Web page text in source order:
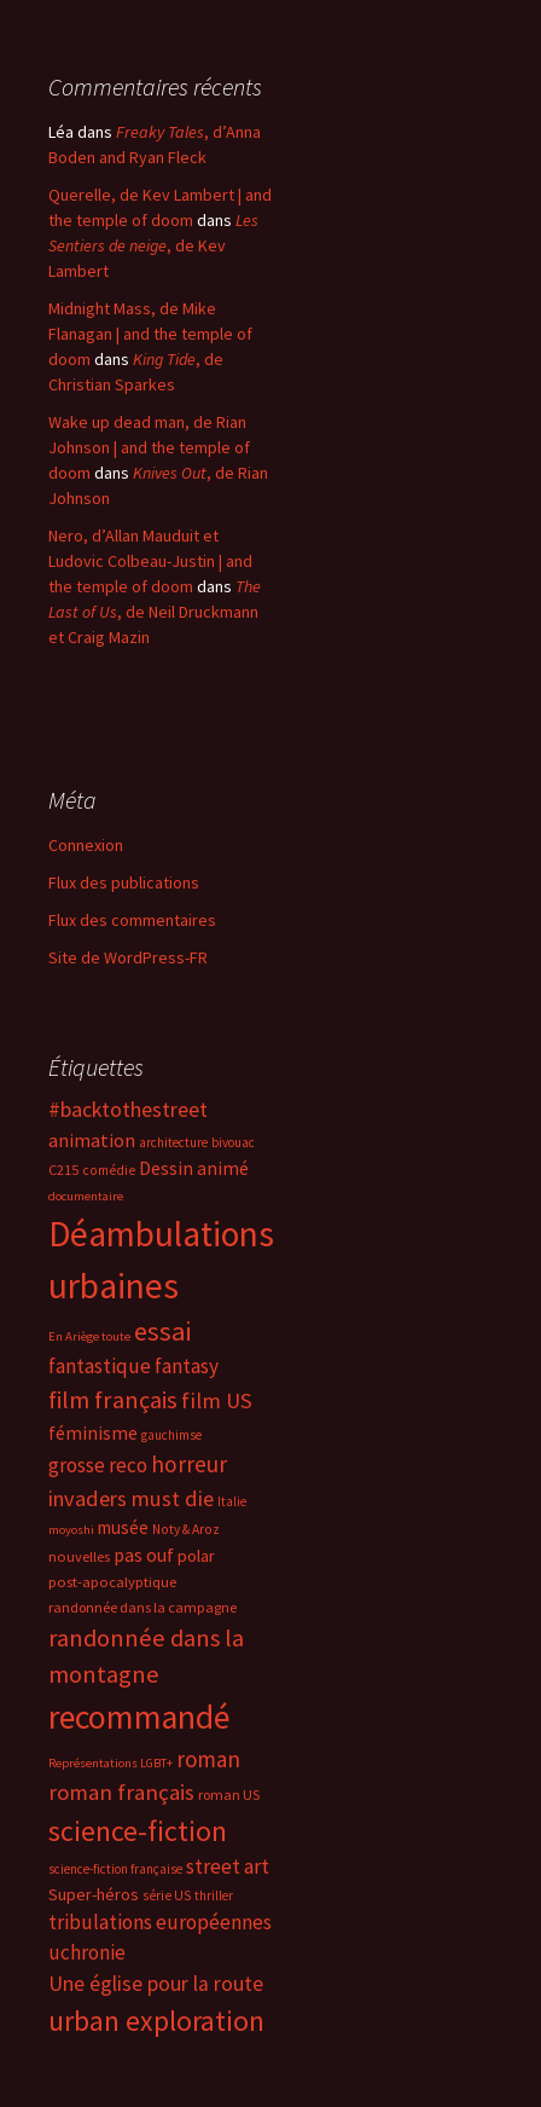
Commentaires récents
Léa dans Freaky Tales, d’Anna
Boden and Ryan Fleck
Querelle, de Kev Lambert | and
the temple of doom dans Les
Sentiers de neige, de Kev
Lambert
Midnight Mass, de Mike
Flanagan | and the temple of
doom dans King Tide, de
Christian Sparkes
Wake up dead man, de Rian
Johnson | and the temple of
doom dans Knives Out, de Rian
Johnson
Nero, d’Allan Mauduit et
Ludovic Colbeau-Justin | and
the temple of doom dans The
Last of Us, de Neil Druckmann
et Craig Mazin
Méta
Connexion
Flux des publications
Flux des commentaires
Site de WordPress-FR
Étiquettes
#backtothestreet
animation architecture bivouac
C215 comédie Dessin animé
documentaire
Déambulations
urbaines
En Ariège toute essai
fantastiquefantasy
film français film US
féminisme gauchimse
grosse reco horreur
invaders must die Italie
moyoshi musée Noty & Aroz
nouvelles pas oufpolar
post-apocalyptique
randonnée dans la campagne
randonnée dans la
montagne
recommandé
Représentations LGBT+ roman
roman français roman US
science-fiction
science-fiction française street art
Super-héros série US thriller
tribulations européennes
uchronie
Une église pour la route
urban exploration